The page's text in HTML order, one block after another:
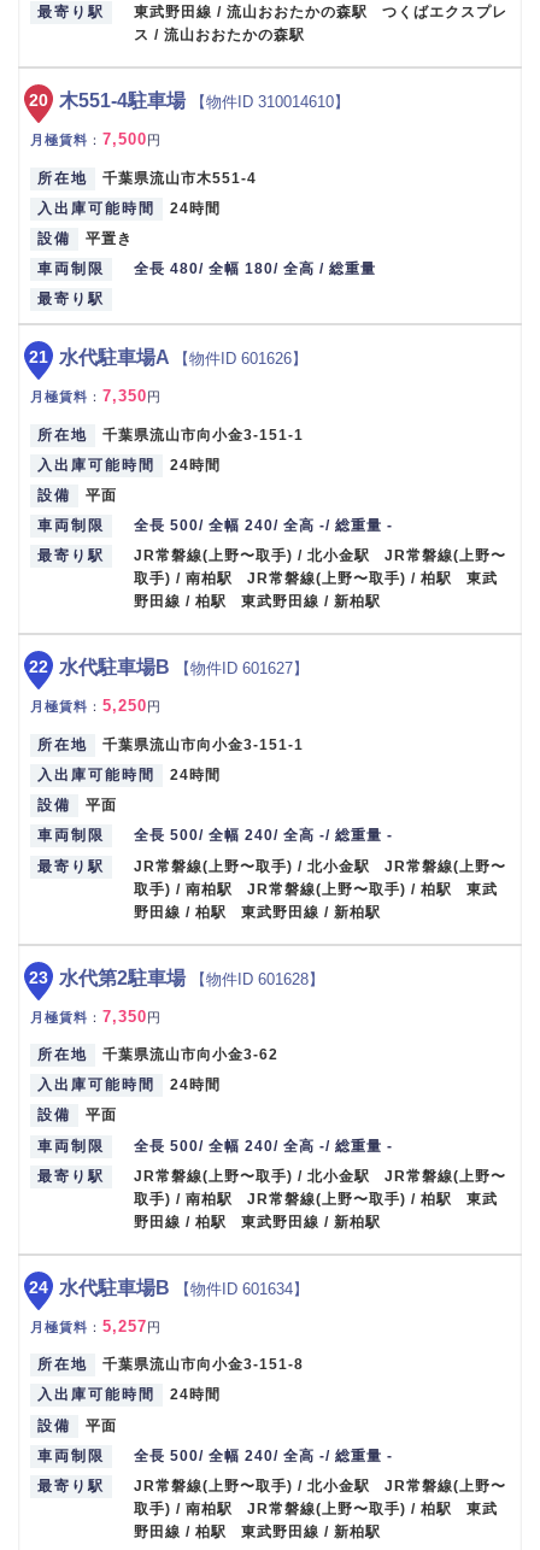
最寄り駅
東武野田線 / 流山おおたかの森駅 つくばエクスプレ
ス / 流山おおたかの森駅
木551-4駐車場 【物件ID 310014610】
月極賃料 ： 7,500円
所在地
千葉県流山市木551-4
入出庫可能時間
24時間
設備
平置き
車両制限
全長 480/ 全幅 180/ 全高 / 総重量
最寄り駅
20
水代駐車場A 【物件ID 601626】
月極賃料 ： 7,350 円
所在地
千葉県流山市向小金3-151-1
入出庫可能時間
24時間
設備
平面
車両制限
全長 500/ 全幅 240/ 全高 -/ 総重量 -
最寄り駅
JR常磐線(上野〜取手) / 北小金駅 JR常磐線(上野〜
取手) / 南柏駅 JR常磐線(上野〜取手) / 柏駅 東武
野田線 / 柏駅 東武野田線 / 新柏駅
21
水代駐車場B 【物件ID 601627】
月極賃料 ： 5,250 円
所在地
千葉県流山市向小金3-151-1
入出庫可能時間
24時間
設備
平面
車両制限
全長 500/ 全幅 240/ 全高 -/ 総重量 -
最寄り駅
JR常磐線(上野〜取手) / 北小金駅 JR常磐線(上野〜
取手) / 南柏駅 JR常磐線(上野〜取手) / 柏駅 東武
野田線 / 柏駅 東武野田線 / 新柏駅
22
水代第2駐車場 【物件ID 601628】
月極賃料 ： 7,350円
所在地
千葉県流山市向小金3-62
入出庫可能時間
24時間
設備
平面
車両制限
全長 500/ 全幅 240/ 全高 -/ 総重量 -
最寄り駅
JR常磐線(上野〜取手) / 北小金駅 JR常磐線(上野〜
取手) / 南柏駅 JR常磐線(上野〜取手) / 柏駅 東武
野田線 / 柏駅 東武野田線 / 新柏駅
23
水代駐車場B 【物件ID 601634】
月極賃料 ： 5,257円
所在地
千葉県流山市向小金3-151-8
入出庫可能時間
24時間
設備
平面
車両制限
全長 500/ 全幅 240/ 全高 -/ 総重量 -
最寄り駅
JR常磐線(上野〜取手) / 北小金駅 JR常磐線(上野〜
取手) / 南柏駅 JR常磐線(上野〜取手) / 柏駅 東武
野田線 / 柏駅 東武野田線 / 新柏駅
24